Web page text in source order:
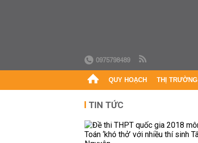
0975798489
QUY HOẠCH THỊ TRƯỜNG
TIN TỨC